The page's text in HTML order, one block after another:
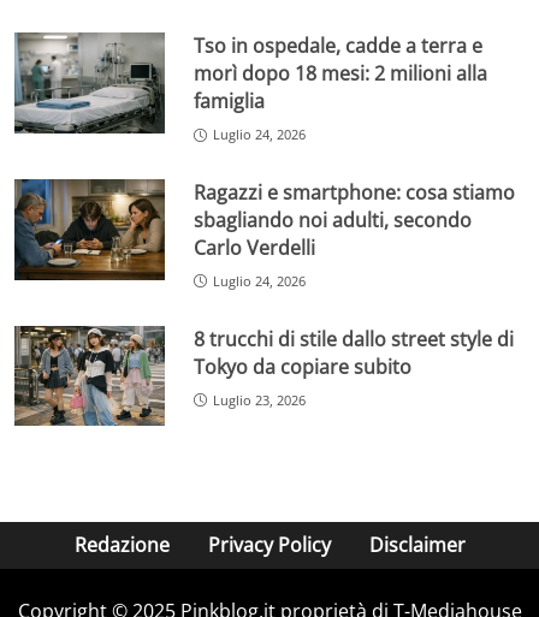
Tso in ospedale, cadde a terra e
morì dopo 18 mesi: 2 milioni alla
famiglia
Luglio 24, 2026
Ragazzi e smartphone: cosa stiamo
sbagliando noi adulti, secondo
Carlo Verdelli
Luglio 24, 2026
8 trucchi di stile dallo street style di
Tokyo da copiare subito
Luglio 23, 2026
Redazione Privacy Policy Disclaimer
Copyright © 2025 Pinkblog.it proprietà di T-Mediahouse